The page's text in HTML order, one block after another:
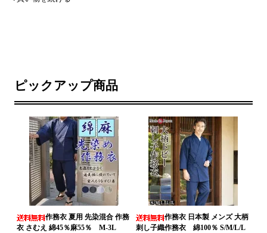
ピックアップ商品
作務衣 夏用 先染混合 作務
衣 さむえ 綿45％麻55％ M-3L
作務衣 日本製 メンズ 大柄
刺し子織作務衣 綿100％ S/M/L/L